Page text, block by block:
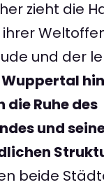
zieht die
und der
Wuppertal
Ruhe des
und
beide